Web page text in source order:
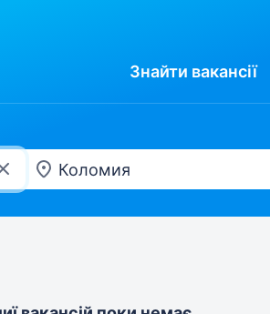
Знайти вакансії